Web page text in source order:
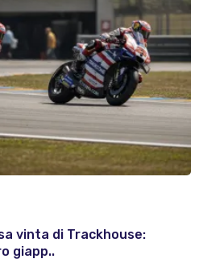
vinta di Trackhouse:
giapp..